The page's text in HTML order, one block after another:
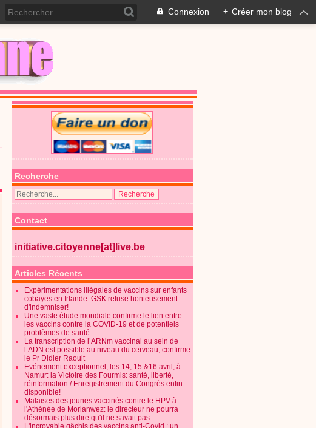
Connexion + Créer mon blog
Recherche
Contact
initiative.citoyenne[at]live.be
Articles Récents
Expérimentations illégales de vaccins sur enfants
cobayes en Irlande: GSK refuse honteusement
d'indemniser!
Une vaste étude mondiale confirme le lien entre
les vaccins contre la COVID-19 et de potentiels
problèmes de santé
La transcription de l’ARNm vaccinal au sein de
l’ADN est possible au niveau du cerveau, confirme
le Pr Didier Raoult
Evénement exceptionnel, les 14, 15 &16 avril, à
Namur: la Victoire des Fourmis: santé, liberté,
réinformation / Enregistrement du Congrès enfin
disponible!
Malaises des jeunes vaccinés contre le HPV à
l'Athénée de Morlanwez: le directeur ne pourra
désormais plus dire qu'il ne savait pas
L'incroyable gâchis des vaccins anti-Covid : un